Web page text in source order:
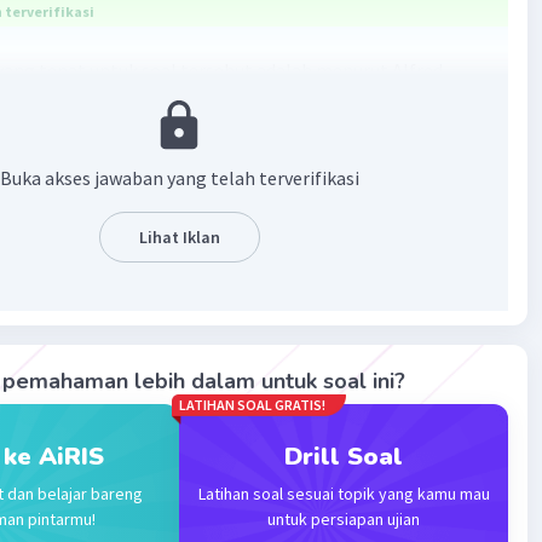
terverifikasi
studi tentang umat manusia dalam
bagian dari tindakan individu dan sosial yang
dengan pencapaian dan penggunaan kesejahteraan
Balas
04:14
terverifikasi
menurut Alfred Marshal adalah ilmu tentang usaha
pekerjaan dalam kehidupan dan membahas tentang
manusia meraih pendapatan sekaligus menggunakannya.
Buka akses jawaban yang telah terverifikasi
Lihat Iklan
lebih dalam untuk soal ini?
AiRIS
dan belajar bareng
pintarmu!
LATIHAN SOAL GRATIS!
Drill Soal
Latihan soal sesuai topik yang kamu mau
untuk persiapan ujian